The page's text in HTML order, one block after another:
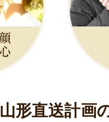
賞味期限：冷蔵で製
味期限が30日以
￥4,440 (送料込)
売切れ
山形直送計画